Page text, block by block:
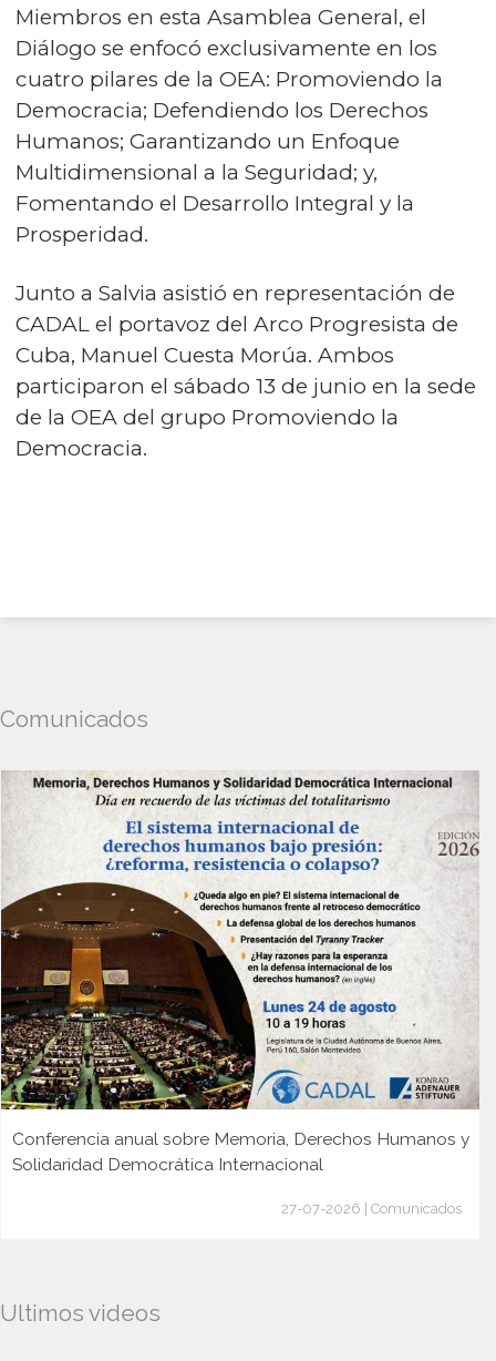
Miembros en esta Asamblea General, el
Diálogo se enfocó exclusivamente en los
cuatro pilares de la OEA: Promoviendo la
Democracia; Defendiendo los Derechos
Humanos; Garantizando un Enfoque
Multidimensional a la Seguridad; y,
Fomentando el Desarrollo Integral y la
Prosperidad.
Junto a Salvia asistió en representación de
CADAL el portavoz del Arco Progresista de
Cuba, Manuel Cuesta Morúa. Ambos
participaron el sábado 13 de junio en la sede
de la OEA del grupo Promoviendo la
Democracia.
Comunicados
Conferencia anual sobre Memoria, Derechos Humanos y
Solidaridad Democrática Internacional
27-07-2026 | Comunicados
Ultimos videos